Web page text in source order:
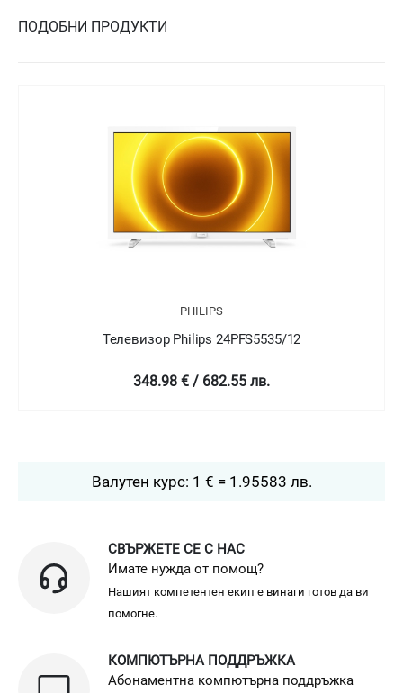
ПОДОБНИ ПРОДУКТИ
PHILIPS
Телевизор Philips 24PFT5505/05
349 € / 682.58 лв.
Валутен курс: 1 € = 1.95583 лв.
СВЪРЖЕТЕ СЕ С НАС
Имате нужда от помощ?
Нашият компетентен екип е винаги готов да ви
помогне.
КОМПЮТЪРНА ПОДДРЪЖКА
Абонаментна компютърна поддръжка